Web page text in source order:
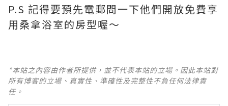
P.S 記得要預先電郵問一下他們開放免費享
用桑拿浴室的房型喔～
*本站之內容由作者所提供，並不代表本站的立場。因此本站對
所有博客的立場、真實性、準確性及完整性不負任何法律責
任。